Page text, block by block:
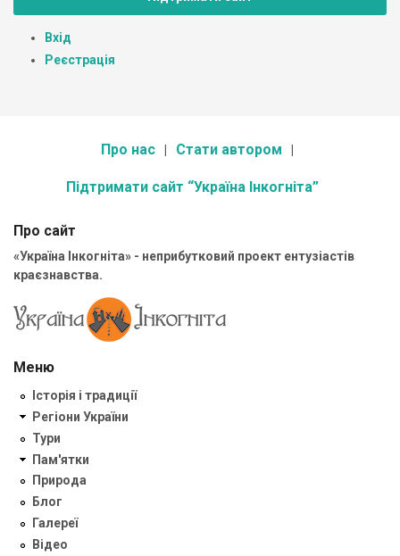
Вхід
Реєстрація
Про нас Стати автором
Підтримати сайт “Україна Інкогніта”
Про сайт
«Україна Інкогніта» - неприбутковий проект ентузіастів
краєзнавства.
Меню
Історія і традиції
Регіони України
Тури
Пам'ятки
Природа
Блог
Галереї
Відео